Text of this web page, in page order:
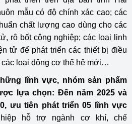
mẫu có độ chính xác cao; các
chất lượng cao dùng cho các
rô bốt công nghiệp; các loại linh
tử để phát triển các thiết bị điều
các loại động cơ thế hệ mới…
lĩnh vực, nhóm sản phẩm
lựa chọn: Đến năm 2025 và
ưu tiên phát triển 05 lĩnh vực
hỗ trợ ngành cơ khí, chế